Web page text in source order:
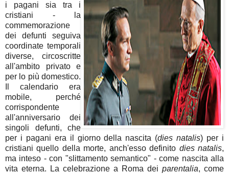
i pagani sia tra i
cristiani - la
commemorazione
dei defunti seguiva
coordinate temporali
diverse, circoscritte
all'ambito privato e
per lo più domestico.
Il calendario era
mobile, perché
corrispondente
all'anniversario dei
singoli defunti, che
per i pagani era il giorno della nascita (dies natalis) per i
cristiani quello della morte, anch'esso definito dies natalis,
ma inteso - con "slittamento semantico" - come nascita alla
vita eterna. La celebrazione a Roma dei parentalia, come